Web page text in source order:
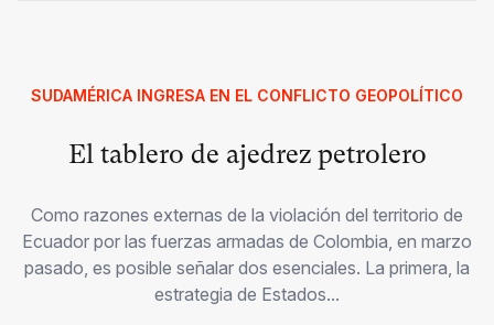
SUDAMÉRICA INGRESA EN EL CONFLICTO GEOPOLÍTICO
El tablero de ajedrez petrolero
Como razones externas de la violación del territorio de
Ecuador por las fuerzas armadas de Colombia, en marzo
pasado, es posible señalar dos esenciales. La primera, la
estrategia de Estados...